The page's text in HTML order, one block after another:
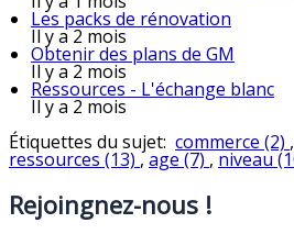
Les packs de rénovation
Il y a 2 mois
Obtenir des plans de GM
Il y a 2 mois
Ressources - L'échange blanc
Il y a 2 mois
Étiquettes du sujet: commerce (2) ,
ressources (13) ,age (7) , niveau
Rejoingnez-nous !